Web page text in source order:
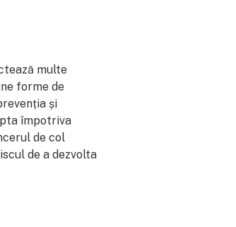
multe
forme de
și
împotriva
de col
de a dezvolta